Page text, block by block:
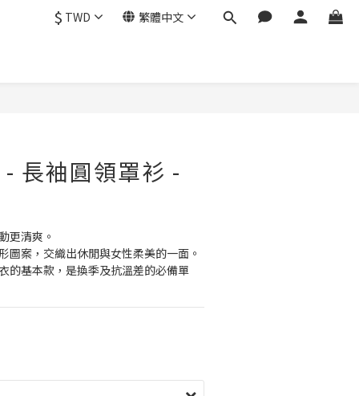
$ TWD 繁體中文
長袖圓領罩衫 -
更清爽。
圖案，交織出休閒與女性柔美的一面。
的基本款，是換季及抗溫差的必備單